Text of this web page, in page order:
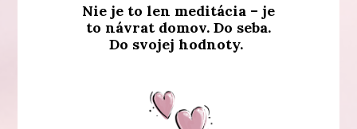
Nie je to len meditácia – je
to návrat domov. Do seba.
Do svojej hodnoty.